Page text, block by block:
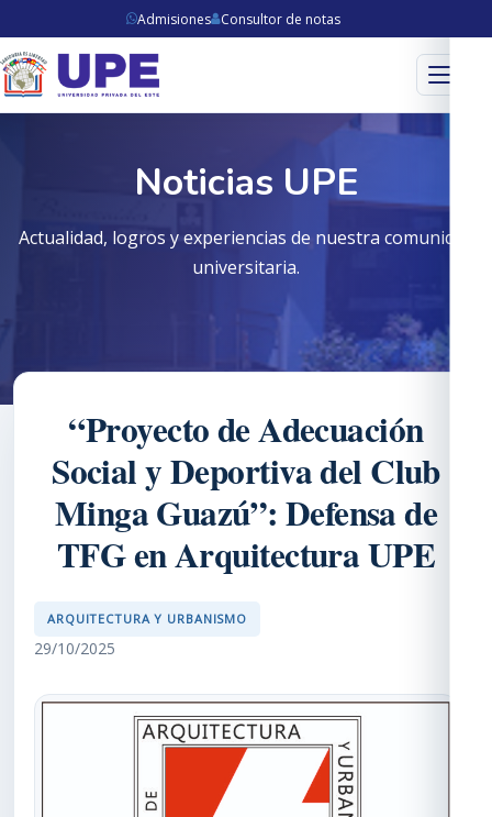
Admisiones Consultor de notas
Menú
Noticias UPE
Actualidad, logros y experiencias de nuestra comunidad
universitaria.
“Proyecto de Adecuación
Social y Deportiva del Club
Minga Guazú”: Defensa de
TFG en Arquitectura UPE
ARQUITECTURA Y URBANISMO
29/10/2025